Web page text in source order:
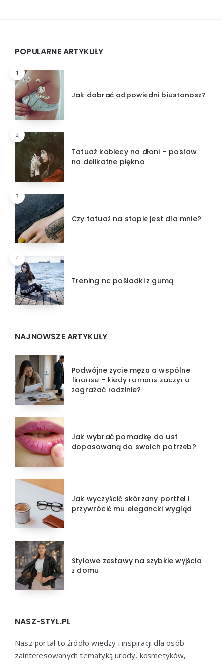
POPULARNE ARTYKUŁY
1
Jak dobrać odpowiedni biustonosz?
2
Tatuaż kobiecy na dłoni – postaw
na delikatne piękno
3
Czy tatuaż na stopie jest dla mnie?
4
Trening na pośladki z gumą
NAJNOWSZE ARTYKUŁY
Podwójne życie męża a wspólne
finanse – kiedy romans zaczyna
zagrażać rodzinie?
Jak wybrać pomadkę do ust
dopasowaną do swoich potrzeb?
Jak wyczyścić skórzany portfel i
przywrócić mu elegancki wygląd
Stylowe zestawy na szybkie wyjścia
z domu
NASZ-STYL.PL
Nasz portal to źródło wiedzy i inspiracji dla osób
zainteresowanych tematyką urody, kosmetyków,